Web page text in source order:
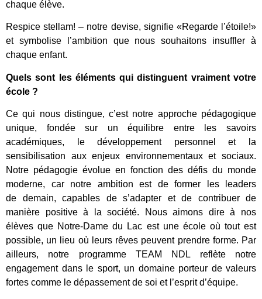
chaque élève.
Respice stellam! – notre devise, signifie «Regarde l’étoile!»
et symbolise l’ambition que nous souhaitons insuffler à
chaque enfant.
Quels sont les éléments qui distinguent vraiment votre
école ?
Ce qui nous distingue, c’est notre approche pédagogique
unique, fondée sur un équilibre entre les savoirs
académiques, le développement personnel et la
sensibilisation aux enjeux environnementaux et sociaux.
Notre pédagogie évolue en fonction des défis du monde
moderne, car notre ambition est de former les leaders
de demain, capables de s’adapter et de contribuer de
manière positive à la société. Nous aimons dire à nos
élèves que Notre-Dame du Lac est une école où tout est
possible, un lieu où leurs rêves peuvent prendre forme. Par
ailleurs, notre programme TEAM NDL reflète notre
engagement dans le sport, un domaine porteur de valeurs
fortes comme le dépassement de soi et l’esprit d’équipe.